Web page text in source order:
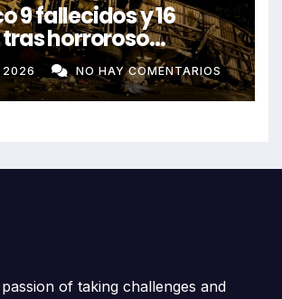
9 fallecidos y 16
horroroso
de bus Real Chancas
contra vivienda
2026 NO HAY COMENTARIOS
of taking challenges and